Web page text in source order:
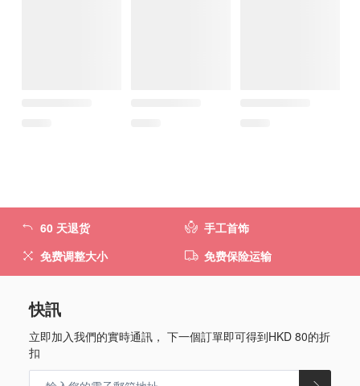
60 天退货
免费调整大小
手工首饰
免费保险运输
快訊
立即加入我們的實時通訊， 下一個訂單即可得到HKD 80的折
扣